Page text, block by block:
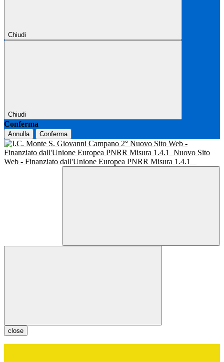
Chiudi
Chiudi
Conferma
Annulla Conferma
Nuovo Sito Web -
Finanziato dall'Unione Europea PNRR Misura 1.4.1
Nuovo Sito
Web - Finanziato dall'Unione Europea PNRR Misura 1.4.1
close